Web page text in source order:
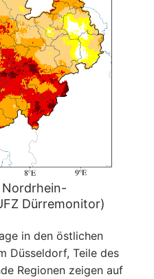
Dürremonitor)
in den östlichen
Düsseldorf, Teile des
Regionen zeigen auf